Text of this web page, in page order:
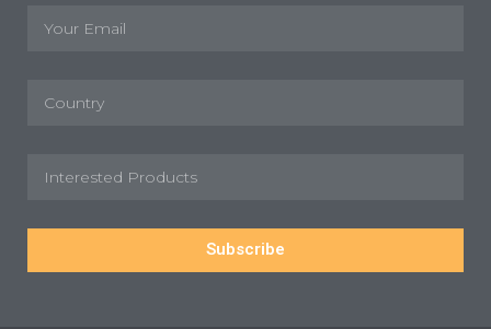
Subscribe